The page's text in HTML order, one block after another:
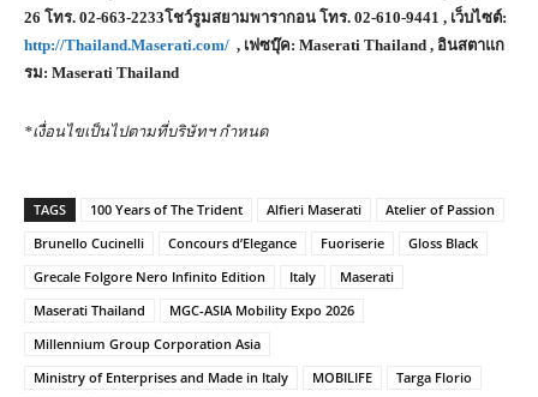
26 โทร. 02-663-2233โชว์รูมสยามพารากอน โทร. 02-610-9441 , เว็บไซต์:
http://Thailand.Maserati.com/ , เฟซบุ๊ค: Maserati Thailand , อินสตาแก
รม: Maserati Thailand
*เงื่อนไขเป็นไปตามที่บริษัทฯ กำหนด
TAGS 100 Years of The Trident Alfieri Maserati
Atelier of Passion
Brunello Cucinelli
Concours d’Elegance Fuoriserie
Gloss Black
Grecale Folgore Nero Infinito Edition
Italy
Maserati
Maserati Thailand
MGC-ASIA Mobility Expo 2026
Millennium Group Corporation Asia
Ministry of Enterprises and Made in Italy
MOBILIFE
Targa Florio